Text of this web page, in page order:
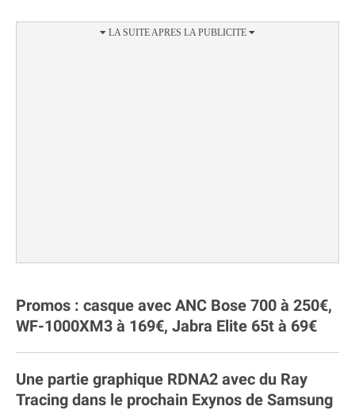
Promos : casque avec ANC Bose 700 à 250€,
WF-1000XM3 à 169€, Jabra Elite 65t à 69€
Une partie graphique RDNA2 avec du Ray
Tracing dans le prochain Exynos de Samsung